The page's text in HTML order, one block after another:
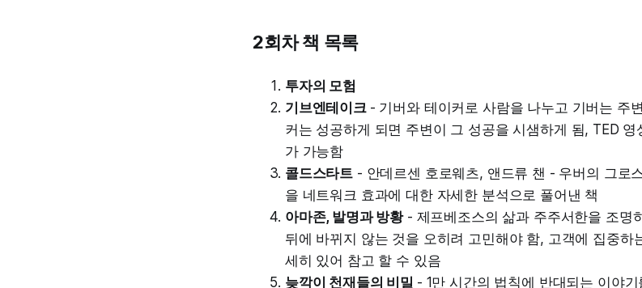
2회차 책 목록
투자의 모험
기브엔테이크 - 기버와 테이커로 사람을 나누고 기버는 주
커는 성공하게 되면 주변이 그 성공을 시샘하게 됨, TED
가 가능함
콜드스타트 - 안데르센 호로웨츠, 앤드류 챈 - 우버의 그로
을 네트워크 효과에 대한 자세한 분석으로 풀어낸 책
아마존, 발명과 방황- 제프베조스의 삶과 주주서한을 조명
뒤에 바뀌지 않는 것을 오히려 고민해야 함, 고객에 집중하
세히 있어 참고 할 수 있음
늦깍이 천재들의 비밀 - 1만 시간의 법칙에 반대되는 이야기